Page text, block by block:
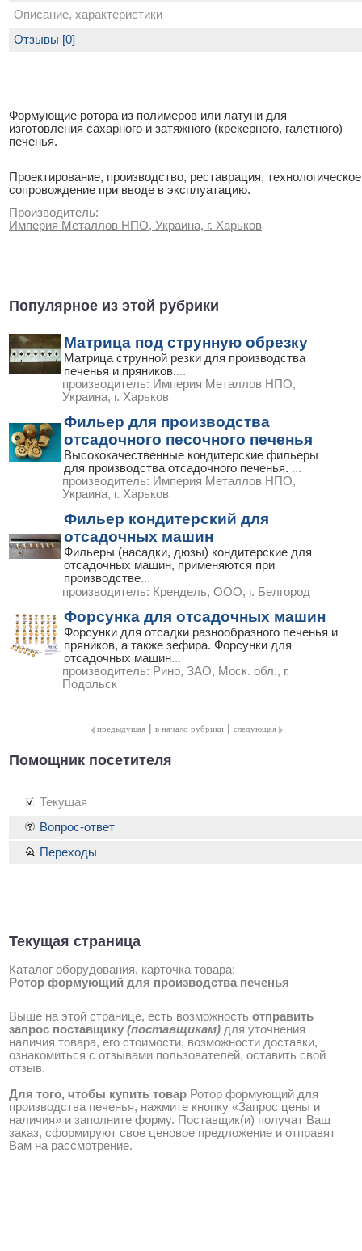
Описание, характеристики
Формующие ротора из полимеров или латуни для
изготовления сахарного и затяжного (крекерного, галетного)
печенья.
Проектирование, производство, реставрация, технологическое
сопровождение при вводе в эксплуатацию.
Производитель:
Империя Металлов НПО, Украина, г. Харьков
Отзывы [0]
Популярное из этой рубрики
Матрица под струнную обрезку
Матрица струнной резки для производства
печенья и пряников....
производитель: Империя Металлов НПО,
Украина, г. Харьков
Фильер для производства
отсадочного песочного печенья
Высококачественные кондитерские фильеры
для производства отсадочного печенья. ...
производитель: Империя Металлов НПО,
Украина, г. Харьков
Фильер кондитерский для
отсадочных машин
Фильеры (насадки, дюзы) кондитерские для
отсадочных машин, применяются при
производстве...
производитель: Крендель, ООО, г. Белгород
Форсунка для отсадочных машин
Форсунки для отсадки разнообразного печенья и
пряников, а также зефира. Форсунки для
отсадочных машин...
производитель: Рино, ЗАО, Моск. обл., г.
Подольск
предыдущая | в начало рубрики | следующая
Помощник посетителя
Текущая
Текущая страница
Каталог оборудования, карточка товара:
Ротор формующий для производства печенья
Выше на этой странице, есть возможность отправить
запрос поставщику (поставщикам) для уточнения
наличия товара, его стоимости, возможности доставки,
ознакомиться с отзывами пользователей, оставить свой
отзыв.
Для того, чтобы купить товар Ротор формующий для
производства печенья, нажмите кнопку «Запрос цены и
наличия» и заполните форму. Поставщик(и) получат Ваш
заказ, сформируют свое ценовое предложение и отправят
Вам на рассмотрение.
Вопрос-ответ
Переходы